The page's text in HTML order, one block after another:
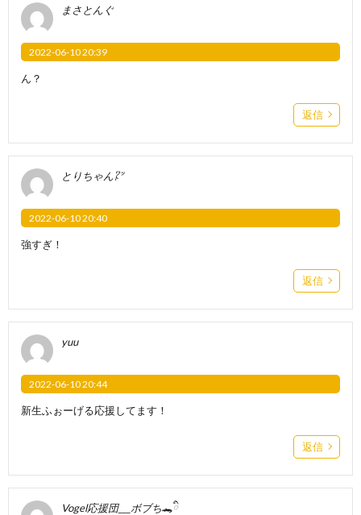
まさとんぐ
2022-06-10 20:39
ん？
返信
とりちゃん㍗
2022-06-10 20:40
強すぎ！
返信
yuu
2022-06-10 20:44
新生ふぉーげる応援してます！
返信
Vogel応援団___ボブち🐊ིྀ